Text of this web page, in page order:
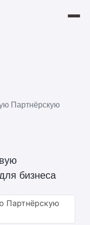
Партнёрскую
бизнеса